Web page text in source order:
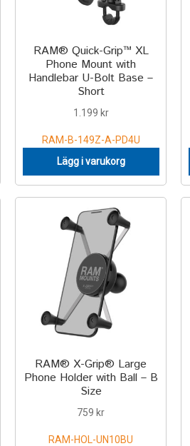
RAM® Quick-Grip™ XL
Phone Mount with
Handlebar U-Bolt Base –
Short
1.199 kr
RAM-B-149Z-A-PD4U
Lägg i varukorg
RAM® X-Grip® Large
Phone Holder with Ball – B
Size
759kr
RAM-HOL-UN10BU